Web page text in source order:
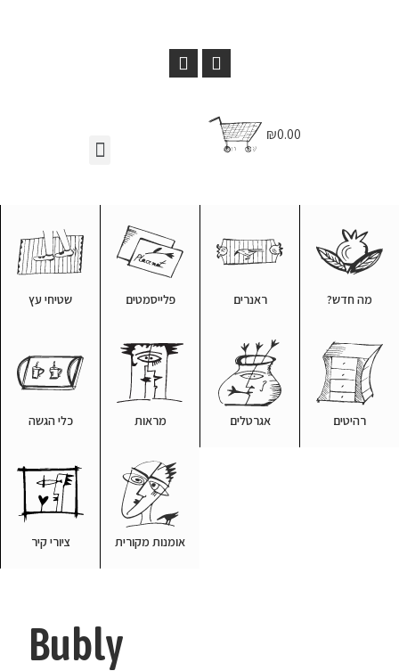
₪0.00
שטיחי עץ פלייסמטים ראנרים מה חדש?
כלי הגשה מראות אגרטלים רהיטים
ציורי קיר אומנות מקורית
Bubly